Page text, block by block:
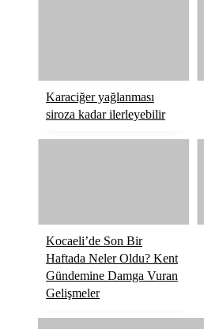
Karaciğer yağlanması
siroza kadar ilerleyebilir
Kocaeli’de Son Bir
Haftada Neler Oldu? Kent
Gündemine Damga Vuran
Gelişmeler